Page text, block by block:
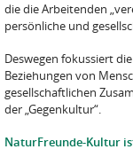
die die Arbeitenden
persönliche und
Deswegen fokussiert
Beziehungen von
gesellschaftlichen
der „Gegenkultur“.
NaturFreunde-Kultur